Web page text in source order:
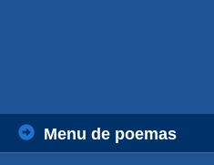
Menu de poemas